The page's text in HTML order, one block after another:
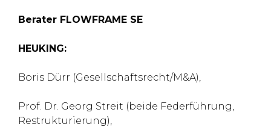
Berater FLOWFRAME SE
HEUKING:
Boris Dürr (Gesellschaftsrecht/M&A),
Prof. Dr. Georg Streit (beide Federführung,
Restrukturierung),